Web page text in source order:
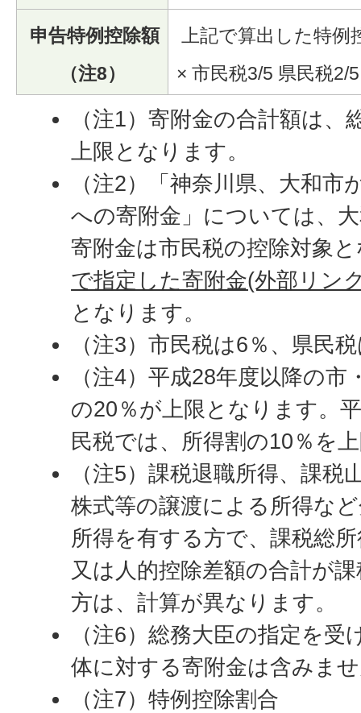
申告特例控除額
（注8）
上記で算出した特例
× 市民税3/5 県民税2/5
（注1）寄附金の合計額は
上限となります。
（注2）「神奈川県、大和
への寄附金」については、
寄附金は市民税の控除対象
で指定した寄附金(外部リン
となります。
（注3）市民税は6％、県民
（注4）平成28年度以降の
の20％が上限となります。
民税では、所得割の10％を
（注5）課税退職所得、課税
株式等の譲渡による所得な
所得を有する方で、課税総
又は人的控除差額の合計が
方は、計算が異なります。
（注6）総務大臣の指定を
体に対する寄附金は含みま
（注7）特例控除割合